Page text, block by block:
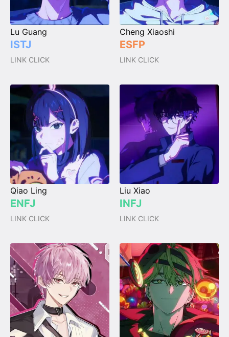
Lu Guang
ISTJ
LINK CLICK
Cheng Xiaoshi
ESFP
LINK CLICK
Qiao Ling
ENFJ
LINK CLICK
Liu Xiao
INFJ
LINK CLICK